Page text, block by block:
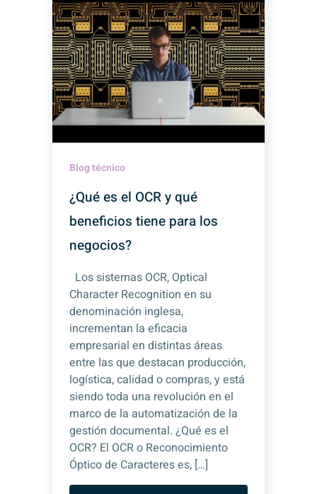
Blog técnico
¿Qué es el OCR y qué
beneficios tiene para los
negocios?
Los sistemas OCR, Optical
Character Recognition en su
denominación inglesa,
incrementan la eficacia
empresarial en distintas áreas
entre las que destacan producción,
logística, calidad o compras, y está
siendo toda una revolución en el
marco de la automatización de la
gestión documental. ¿Qué es el
OCR? El OCR o Reconocimiento
Óptico de Caracteres es, […]